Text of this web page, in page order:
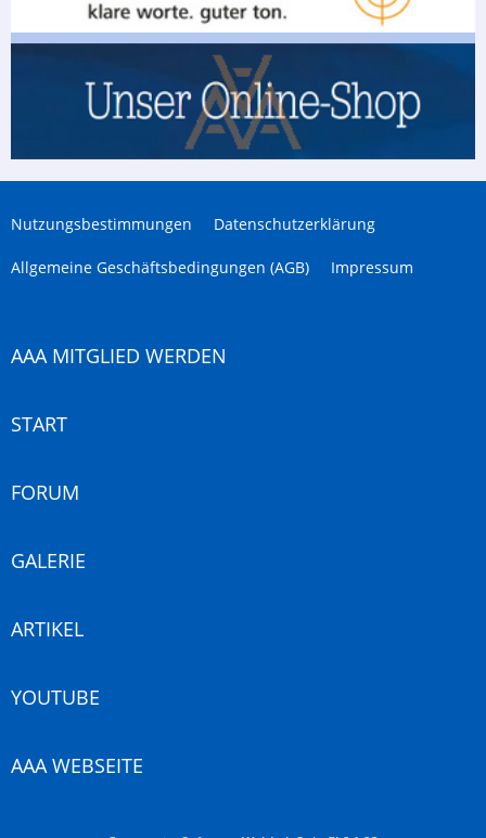
Nutzungsbestimmungen Datenschutzerklärung
Allgemeine Geschäftsbedingungen (AGB) Impressum
AAA MITGLIED WERDEN
START
FORUM
GALERIE
ARTIKEL
YOUTUBE
AAA WEBSEITE